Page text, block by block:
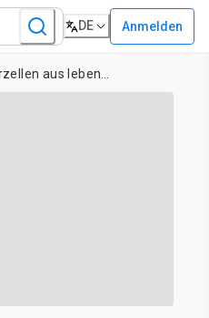
DE Anmelden